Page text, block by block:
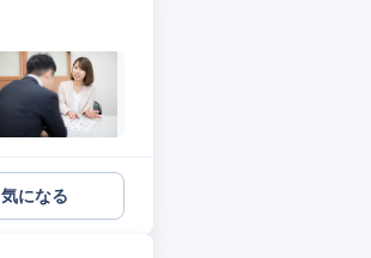
気になる